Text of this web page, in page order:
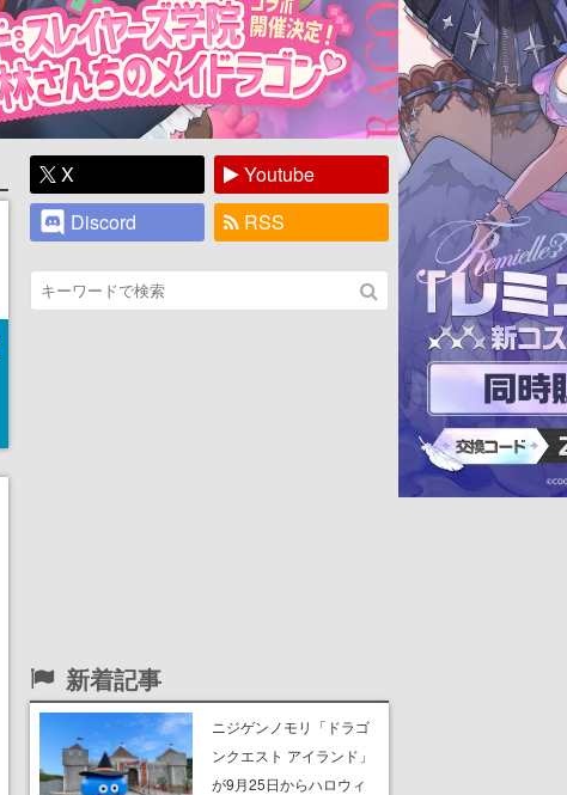
X
Youtube
Discord
RSS
新着記事
ニジゲンノモリ「ドラゴ
ンクエスト アイランド」
が9月25日からハロウィ